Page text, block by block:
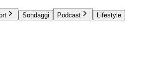
Sondaggi Podcast
Lifestyle